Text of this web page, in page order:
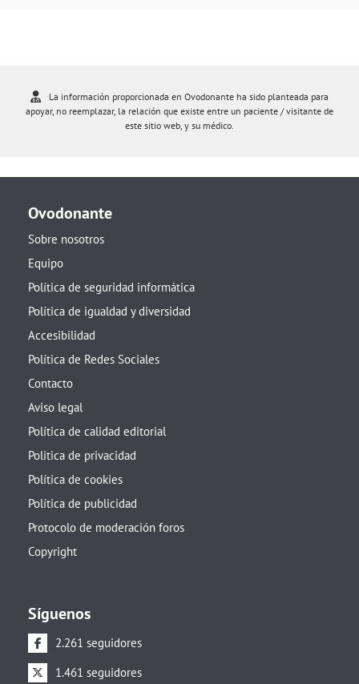
La información proporcionada en Ovodonante ha sido planteada para
apoyar, no reemplazar, la relación que existe entre un paciente / visitante de
este sitio web, y su médico.
Ovodonante
Sobre nosotros
Equipo
Política de seguridad informática
Política de igualdad y diversidad
Accesibilidad
Política de Redes Sociales
Contacto
Aviso legal
Política de calidad editorial
Politica de privacidad
Política de cookies
Política de publicidad
Protocolo de moderación foros
Copyright
Síguenos
2.261 seguidores
1.461 seguidores